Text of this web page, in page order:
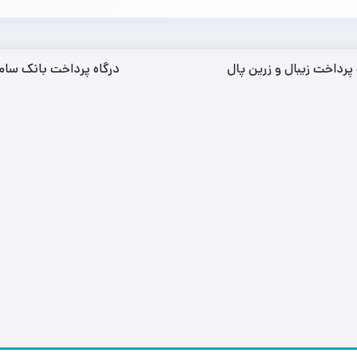
پرداخت زیبال و زرین پال درگاه پرداخت بانک